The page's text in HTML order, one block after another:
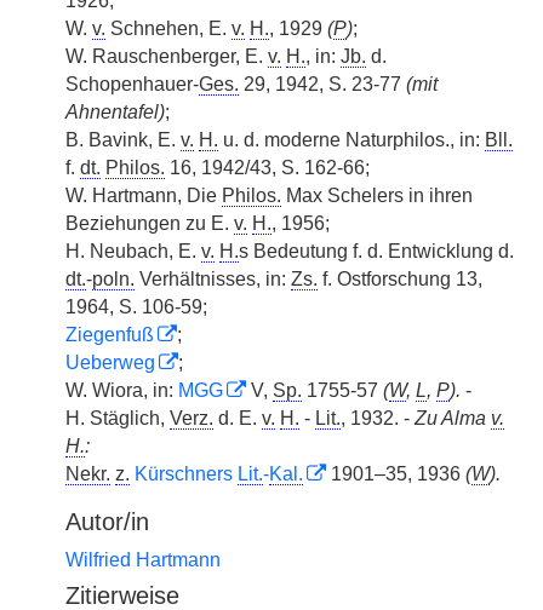
W. v. Schnehen, E. v. H., 1929 (P);
W. Rauschenberger, E. v. H., in: Jb. d.
Schopenhauer-Ges. 29, 1942, S. 23-77 (mit
Ahnentafel);
B. Bavink, E. v. H. u. d. moderne Naturphilos., in: Bll.
f. dt. Philos. 16, 1942/43, S. 162-66;
W. Hartmann, Die Philos. Max Schelers in ihren
Beziehungen zu E. v. H., 1956;
H. Neubach, E. v. H.s Bedeutung f. d. Entwicklung d.
dt.-poln. Verhältnisses, in: Zs. f. Ostforschung 13,
1964, S. 106-59;
Ziegenfuß
;
Ueberweg
;
W. Wiora, in: MGG V, Sp. 1755-57 (W, L, P). -
H. Stäglich, Verz. d. E. v. H. - Lit., 1932. - Zu Alma v.
H.:
Nekr. z. Kürschners Lit.-Kal. 1901–35, 1936 (W).
Autor/in
Wilfried Hartmann
Zitierweise